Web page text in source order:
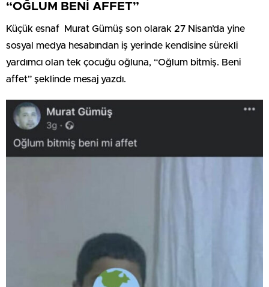
“OĞLUM BENİ AFFET”
Küçük esnaf Murat Gümüş son olarak 27 Nisan’da yine
sosyal medya hesabından iş yerinde kendisine sürekli
yardımcı olan tek çocuğu oğluna, “Oğlum bitmiş. Beni
affet” şeklinde mesaj yazdı.